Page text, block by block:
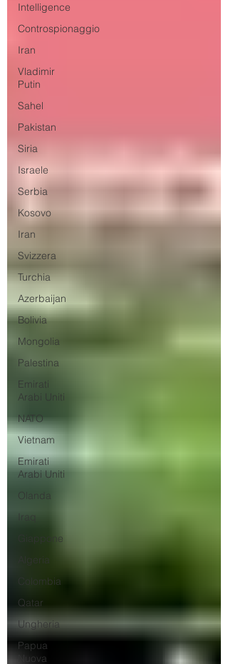
Intelligence
Controspionaggio
Iran
Vladimir
Putin
Sahel
Pakistan
Siria
Israele
Serbia
Kosovo
Iran
Svizzera
Turchia
Azerbaijan
Bolivia
Mongolia
Palestina
Emirati
Arabi Uniti
NATO
Vietnam
Emirati
Arabi Uniti
Olanda
Iraq
Giappone
Algeria
Colombia
Qatar
Ungheria
Papua
Nuova